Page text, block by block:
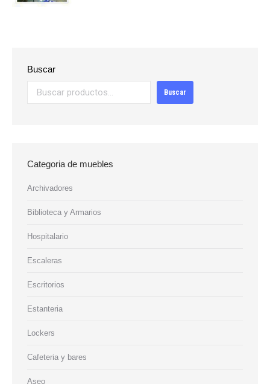
Buscar
Buscar
Categoria de muebles
Archivadores
Biblioteca y Armarios
Hospitalario
Escaleras
Escritorios
Estanteria
Lockers
Cafeteria y bares
Aseo